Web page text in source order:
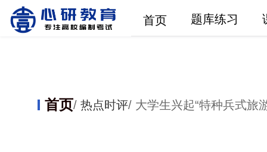
首页 题库练习
首页/ 热点时评/ 大学生兴起“特种兵式旅